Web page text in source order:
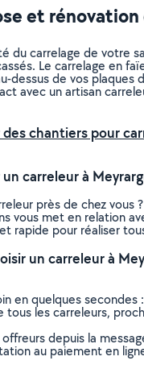
et
du carrelage de votre
Le carrelage en
dessus de vos plaques
avec un artisan
chantiers pour
carreleur à
près de chez
vous met en relation
rapide pour réaliser
un carreleur à
en quelques
tous les carreleurs,
depuis la
au paiement en